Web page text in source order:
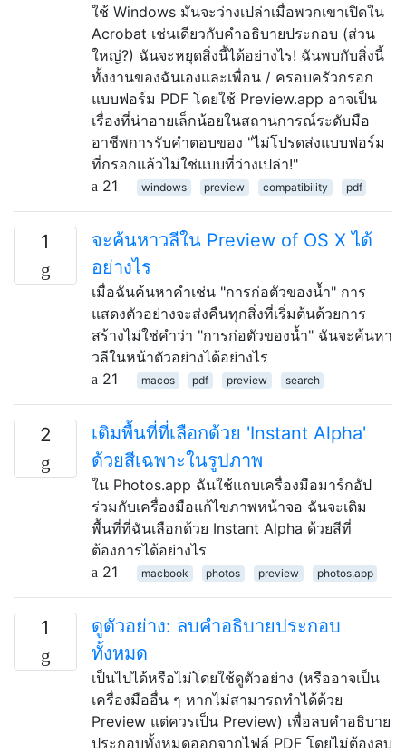
ใช้ Windows มันจะว่างเปล่าเมื่อพวกเขาเปิดใน
Acrobat เช่นเดียวกับคำอธิบายประกอบ (ส่วน
ใหญ่?) ฉันจะหยุดสิ่งนี้ได้อย่างไร! ฉันพบกับสิ่งนี้
ทั้งงานของฉันเองและเพื่อน / ครอบครัวกรอก
แบบฟอร์ม PDF โดยใช้ Preview.app อาจเป็น
เรื่องที่น่าอายเล็กน้อยในสถานการณ์ระดับมือ
อาชีพการรับคำตอบของ "ไม่โปรดส่งแบบฟอร์ม
ที่กรอกแล้วไม่ใช่แบบที่ว่างเปล่า!"
21
windows preview compatibility pdf
1
จะค้นหาวลีใน Preview of OS X ได้
อย่างไร
เมื่อฉันค้นหาคำเช่น "การก่อตัวของน้ำ" การ
แสดงตัวอย่างจะส่งคืนทุกสิ่งที่เริ่มต้นด้วยการ
สร้างไม่ใช่คำว่า "การก่อตัวของน้ำ" ฉันจะค้นหา
วลีในหน้าตัวอย่างได้อย่างไร
21
macos pdf preview search
2
เติมพื้นที่ที่เลือกด้วย 'Instant Alpha'
ด้วยสีเฉพาะในรูปภาพ
ใน Photos.app ฉันใช้แถบเครื่องมือมาร์กอัป
ร่วมกับเครื่องมือแก้ไขภาพหน้าจอ ฉันจะเติม
พื้นที่ที่ฉันเลือกด้วย Instant Alpha ด้วยสีที่
ต้องการได้อย่างไร
21
macbook photos preview photos.app
1
ดูตัวอย่าง: ลบคำอธิบายประกอบ
ทั้งหมด
เป็นไปได้หรือไม่โดยใช้ดูตัวอย่าง (หรืออาจเป็น
เครื่องมืออื่น ๆ หากไม่สามารถทำได้ด้วย
Preview แต่ควรเป็น Preview) เพื่อลบคำอธิบาย
ประกอบทั้งหมดออกจากไฟล์ PDF โดยไม่ต้องลบ